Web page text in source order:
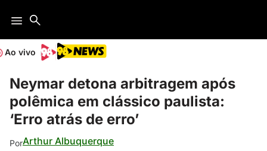
Ao vivo
Neymar detona arbitragem após
polêmica em clássico paulista:
‘Erro atrás de erro’
PorArthur Albuquerque